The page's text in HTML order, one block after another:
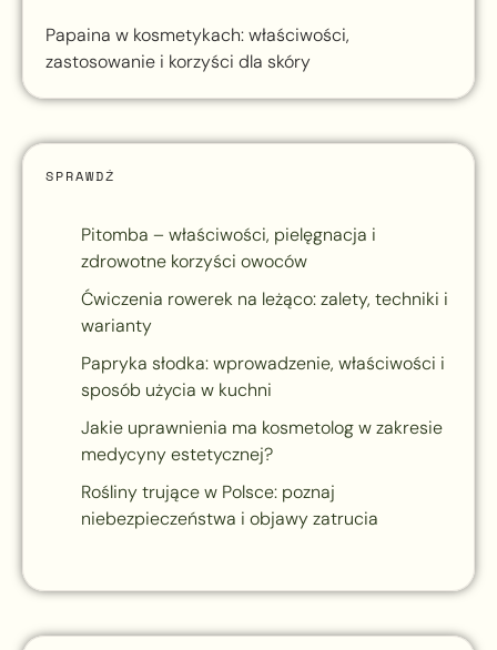
Papaina w kosmetykach: właściwości,
zastosowanie i korzyści dla skóry
SPRAWDŹ
Pitomba – właściwości, pielęgnacja i
zdrowotne korzyści owoców
Ćwiczenia rowerek na leżąco: zalety, techniki i
warianty
Papryka słodka: wprowadzenie, właściwości i
sposób użycia w kuchni
Jakie uprawnienia ma kosmetolog w zakresie
medycyny estetycznej?
Rośliny trujące w Polsce: poznaj
niebezpieczeństwa i objawy zatrucia